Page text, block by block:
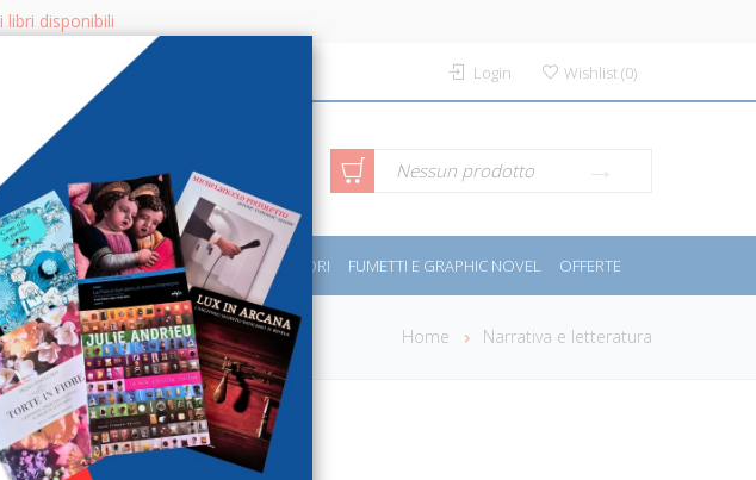
libri disponibili
Login Wishlist(0)
CERCA Ricerca avanzata Nessun prodotto
MANUALI - GUIDE - CORSI SPORT E MOTORI FUMETTI E GRAPHIC NOVEL OFFERTE
Home Narrativa e letteratura
23 Anni dopo.